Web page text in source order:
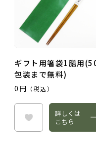
成人祝い・卒業祝い・就職
退職祝い
普段使い・自宅用
産地独自の塗り箸（津軽・
イベント・記念品・ノベル
限定品・特別仕様品
お問い合わせ
プラ
特定商取引法に基づく
ギフト用箸袋1膳用
包装まで無料)
0円 （税込）
詳しくは
こちら